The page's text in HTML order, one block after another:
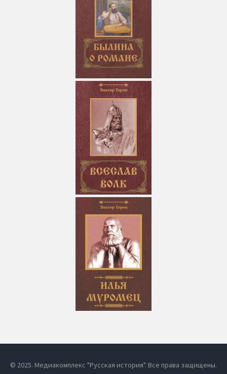
© 2025. Медиакомплекс "Русская история". Все права защищены.